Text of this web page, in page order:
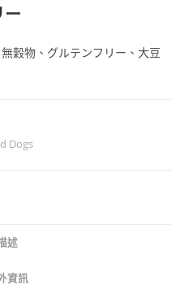
ー
穀物、グルテンフリー、大豆
Dogs
述
資訊